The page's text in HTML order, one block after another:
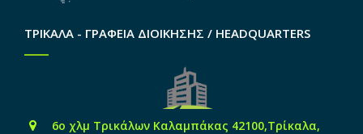
ΤΡΙΚΑΛΑ - ΓΡΑΦΕΙΑ ΔΙΟΙΚΗΣΗΣ / HEADQUARTERS
6o χλμ Τρικάλων Καλαμπάκας 42100,Τρίκαλα,